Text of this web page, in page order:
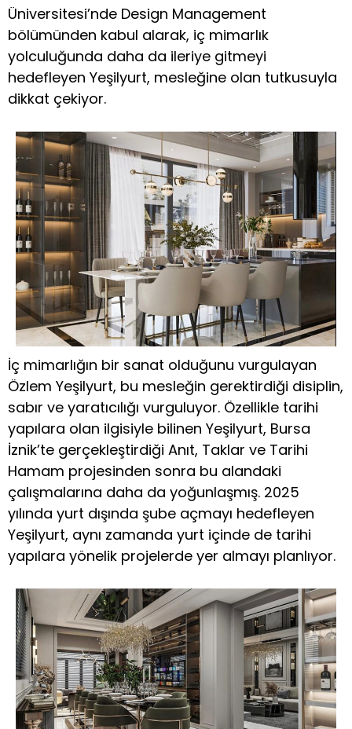
Üniversitesi’nde Design Management
bölümünden kabul alarak, iç mimarlık
yolculuğunda daha da ileriye gitmeyi
hedefleyen Yeşilyurt, mesleğine olan tutkusuyla
dikkat çekiyor.
İç mimarlığın bir sanat olduğunu vurgulayan
Özlem Yeşilyurt, bu mesleğin gerektirdiği disiplin,
sabır ve yaratıcılığı vurguluyor. Özellikle tarihi
yapılara olan ilgisiyle bilinen Yeşilyurt, Bursa
İznik’te gerçekleştirdiği Anıt, Taklar ve Tarihi
Hamam projesinden sonra bu alandaki
çalışmalarına daha da yoğunlaşmış. 2025
yılında yurt dışında şube açmayı hedefleyen
Yeşilyurt, aynı zamanda yurt içinde de tarihi
yapılara yönelik projelerde yer almayı planlıyor.